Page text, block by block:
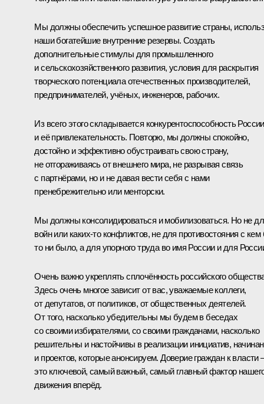
Мы должны обеспечить успешное развитие страны,
наши богатейшие внутренние резервы. Создать
дополнительные стимулы для промышленного
и сельскохозяйственного развития, условия для раскрытия
творческого потенциала отечественных производителей,
предпринимателей, учёных, инженеров, рабочих.
Из всего этого складывается конкурентоспособность России
и её привлекательность. Повторю, мы должны спокойно,
достойно и эффективно обустраивать свою страну,
не отгораживаясь от внешнего мира, не разрывая связь
с партнёрами, но и не давая вести себя с нами
пренебрежительно или менторски.
Мы должны консолидироваться и мобилизоваться. Но не
войн или каких‑то конфликтов, не для противостояния с
то ни было, а для упорного труда во имя России и для
Очень важно укреплять сплочённость российского
Здесь очень многое зависит от вас, уважаемые коллеги,
от депутатов, от политиков, от общественных деятелей.
От того, насколько убедительны мы будем в беседах
со своими избирателями, со своими гражданами, насколько
решительны и настойчивы в реализации инициатив,
и проектов, которые анонсируем. Доверие граждан к власти
это ключевой, самый важный, самый главный фактор
движения вперёд.